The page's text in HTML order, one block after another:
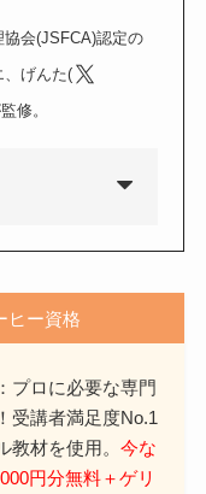
協会(JSFCA)認定の
、げんた(
修。
ヒー資格
：プロに必要な専門
受講者満足度No.1
教材を使用。今な
円分無料＋ゲリ